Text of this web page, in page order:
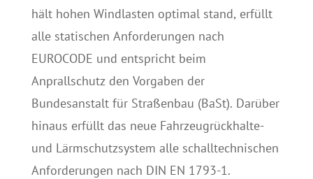
hält hohen Windlasten optimal stand, erfüllt
alle statischen Anforderungen nach
EUROCODE und entspricht beim
Anprallschutz den Vorgaben der
Bundesanstalt für Straßenbau (BaSt). Darüber
hinaus erfüllt das neue Fahrzeugrückhalte-
und Lärmschutzsystem alle schalltechnischen
Anforderungen nach DIN EN 1793-1.